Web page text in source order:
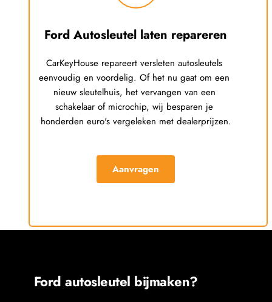
Ford Autosleutel laten repareren
CarKeyHouse repareert versleten autosleutels
eenvoudig en voordelig. Of het nu gaat om een
nieuw sleutelhuis, het vervangen van een
schakelaar of microchip, wij besparen je
honderden euro's vergeleken met dealerprijzen.
Aanvragen
Ford autosleutel bijmaken?